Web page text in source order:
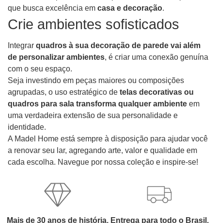
que busca excelência em casa e decoração.
Crie ambientes sofisticados
Integrar quadros à sua decoração de parede vai além
de personalizar ambientes, é criar uma conexão genuína
com o seu espaço.
Seja investindo em peças maiores ou composições
agrupadas, o uso estratégico de telas decorativas ou
quadros para sala transforma qualquer ambiente em
uma verdadeira extensão de sua personalidade e
identidade.
A Madel Home está sempre à disposição para ajudar você
a renovar seu lar, agregando arte, valor e qualidade em
cada escolha. Navegue por nossa coleção e inspire-se!
Mais de 30 anos de história. Entrega para todo o Brasil.